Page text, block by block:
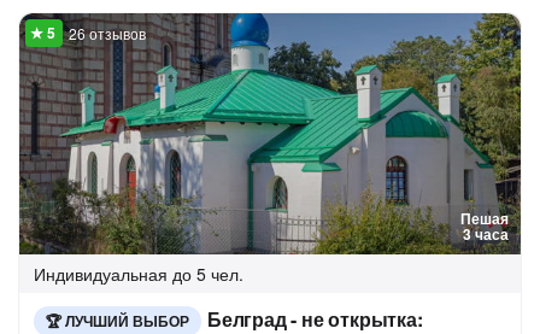
Пешая
3 часа
26 отзывов
Индивидуальная до 5 чел.
ЛУЧШИЙ ВЫБОР
Белград - не открытка: